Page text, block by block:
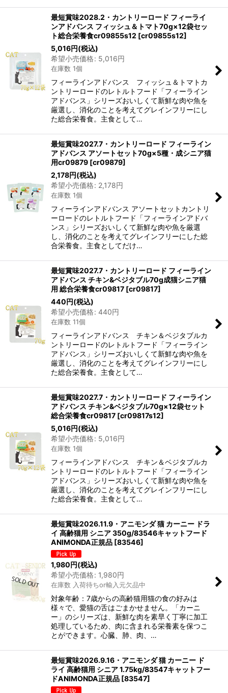
最短賞味2028.2・カントリーロード フィーライ
ンアドバンス フィッシュ＆トマト70g×12袋セッ
ト総合栄養食cr09855s12 [cr09855s12]
5,016円(税込)
希望小売価格: 5,016円
在庫数 1個
フィーラインアドバンス フィッシュ＆トマトカ
ントリーロードのレトルトフード「フィーライン
アドバンス」シリーズおいしくて新鮮な肉や魚を
厳選し、消化のことを考えてグレインフリーにし
た総合栄養食。主食として…
最短賞味2027.7・カントリーロード フィーライン
アドバンス アソートセット70g×5種・成シニア猫
用cr09879 [cr09879]
2,178円(税込)
希望小売価格: 2,178円
在庫数 1個
フィーラインアドバンス アソートセットカントリ
ーロードのレトルトフード「フィーラインアドバ
ンス」シリーズおいしくて新鮮な肉や魚を厳選
し、消化のことを考えてグレインフリーにした総
合栄養食。主食としてだけ…
最短賞味2027.7・カントリーロード フィーライン
アドバンス チキン&ベジタブル70g成猫シニア猫
用 総合栄養食cr09817 [cr09817]
440円(税込)
希望小売価格: 440円
在庫数 11個
フィーラインアドバンス チキン＆ベジタブルカ
ントリーロードのレトルトフード「フィーライン
アドバンス」シリーズおいしくて新鮮な肉や魚を
厳選し、消化のことを考えてグレインフリーにし
た総合栄養食。主食として…
最短賞味2027.7・カントリーロード フィーライン
アドバンス チキン&ベジタブル70g×12袋セット
総合栄養食cr09817 [cr09817s12]
5,016円(税込)
希望小売価格: 5,016円
在庫数 1個
フィーラインアドバンス チキン＆ベジタブルカ
ントリーロードのレトルトフード「フィーライン
アドバンス」シリーズおいしくて新鮮な肉や魚を
厳選し、消化のことを考えてグレインフリーにし
た総合栄養食。主食として…
最短賞味2026.11.9・アニモンダ 猫 カーニー ドラ
イ 高齢猫用 シニア 350g/83546キャットフード
ANIMONDA正規品 [83546]
1,980円(税込)
希望小売価格: 1,980円
在庫数 入荷待ちor輸入元欠品中
対象年齢：7歳からの高齢猫用猫の食の好みは
様々で、愛猫の舌はごまかせません。「カーニ
ー」のシリーズは、新鮮な肉を素早く丁寧に加工
処理しているため、肉に含まれる栄養素を保つこ
とができます。心臓、肺、肉、…
最短賞味2026.9.16・アニモンダ 猫 カーニー ド
ライ 高齢猫用 シニア 1.75kg/83547キャットフー
ドANIMONDA正規品 [83547]